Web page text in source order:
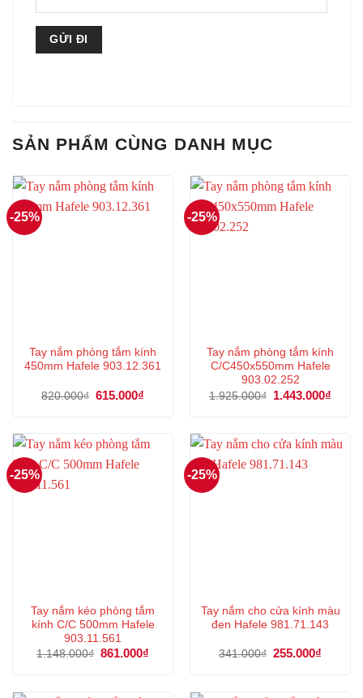
SẢN PHẨM CÙNG DANH MỤC
-25%
Tay nắm phòng tắm kính
450mm Hafele 903.12.361
820.000₫ Giá
615.000₫
615.000₫.
-25%
Tay nắm phòng tắm kính
C/C450x550mm Hafele
903.02.252
1.925.000₫
Giá
1.443.000₫
-25%
Tay nắm kéo phòng tắm
kính C/C 500mm Hafele
903.11.561
1.148.000₫ Giá
861.000₫
861.000₫.
-25%
Tay nắm cho cửa kính màu
đen Hafele 981.71.143
341.000₫ Giá
255.000₫